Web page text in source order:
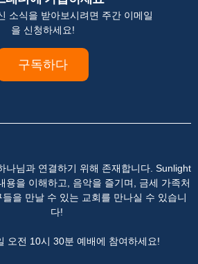
소식을 받아보시려면 주간 이메일
을 신청하세요!
구독하다
나님과 연결하기 위해 존재합니다. Sunlight
용을 이해하고, 음악을 즐기며, 금세 가족처
을 만날 수 있는 교회를 만나실 수 있습니
다!
오전 10시 30분 예배에 참여하세요!